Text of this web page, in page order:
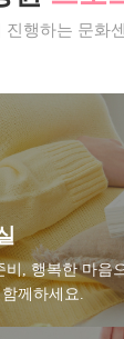
진행하는 문화
비, 행복한 마음
께하세요.